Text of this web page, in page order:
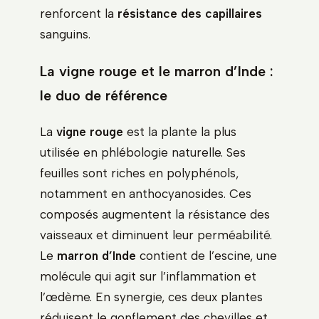
renforcent la résistance des capillaires
sanguins.
La vigne rouge et le marron d’Inde :
le duo de référence
La vigne rouge est la plante la plus
utilisée en phlébologie naturelle. Ses
feuilles sont riches en polyphénols,
notamment en anthocyanosides. Ces
composés augmentent la résistance des
vaisseaux et diminuent leur perméabilité.
Le marron d’Inde contient de l’escine, une
molécule qui agit sur l’inflammation et
l’œdème. En synergie, ces deux plantes